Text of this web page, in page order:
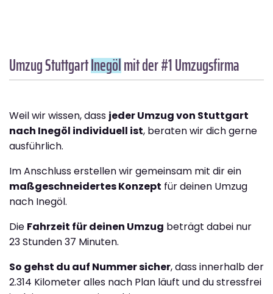
Umzug StuttgartInegölmit der #1 Umzugsfirma
Weil wir wissen, dass jeder Umzug von Stuttgart
nach Inegöl individuell ist, beraten wir dich gerne
ausführlich.
Im Anschluss erstellen wir gemeinsam mit dir ein
maßgeschneidertes Konzept für deinen Umzug
nach Inegöl.
Die Fahrzeit für deinen Umzug beträgt dabei nur
23 Stunden 37 Minuten.
So gehst du auf Nummer sicher, dass innerhalb der
2.314 Kilometer alles nach Plan läuft und du stressfrei